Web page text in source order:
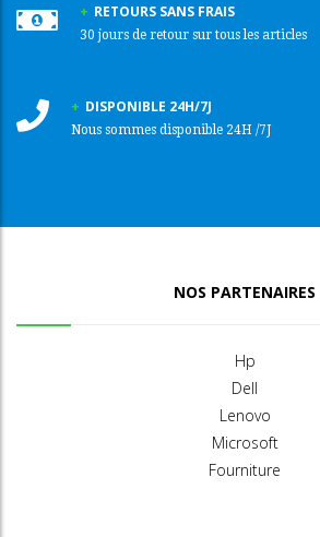
RETOURS SANS FRAIS
30 jours de retour sur tous les articles
DISPONIBLE 24H/7J
Nous sommes disponible 24H /7J
NOS PARTENAIRES
Hp
Dell
Lenovo
Microsoft
Fourniture